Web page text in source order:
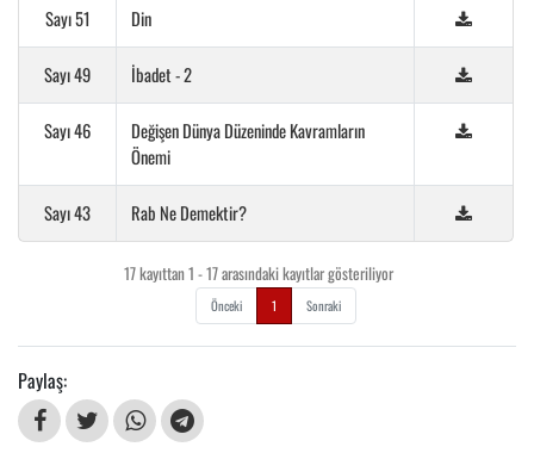
Sayı 51 Din
Sayı 49 İbadet - 2
Sayı 46
Değişen Dünya Düzeninde Kavramların
Önemi
Sayı 43 Rab Ne Demektir?
17 kayıttan 1 - 17 arasındaki kayıtlar gösteriliyor
Önceki 1 Sonraki
Paylaş: